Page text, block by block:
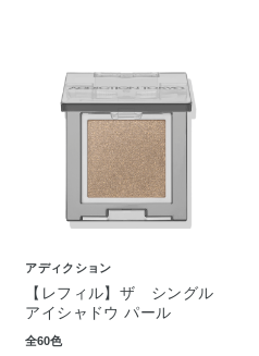
アディクション
【レフィル】ザ シングル
アイシャドウ パール
全60色